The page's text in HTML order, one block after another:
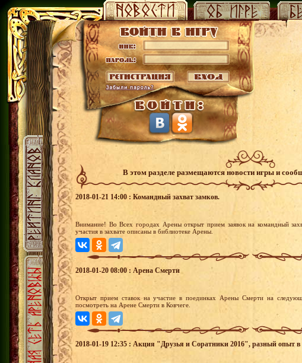
В этом разделе размещаются новости игры и
2018-01-21 14:00 : Командный захват замков.
Внимание! Во Всех городах Арены открыт прием заявок на командный
участия в захвате описаны в библиотеке Арены.
2018-01-20 08:00 : Арена Смерти
Открыт прием ставок на участие в поединках Арены Смерти на
посмотреть на Арене Смерти в Ковчеге.
2018-01-19 12:35 : Акция "Друзья и Соратники 2016", разный опыт в